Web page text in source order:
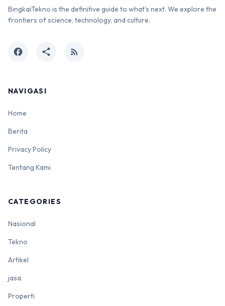
BingkaiTekno is the definitive guide to what's next. We explore the
frontiers of science, technology, and culture.
facebook share rss_feed
NAVIGASI
Home
Berita
Privacy Policy
Tentang Kami
CATEGORIES
Nasional
Tekno
Artikel
jasa
Properti